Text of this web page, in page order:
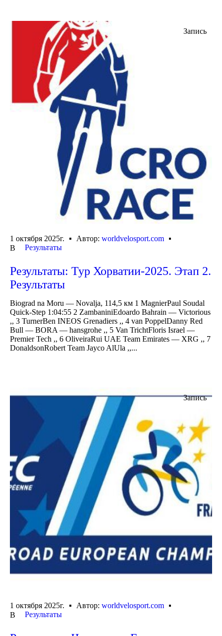
Запись
1 октября 2025г. Автор: worldvelosport.com
В
Результаты
Результаты: Тур Хорватии-2025. Этап 2.
Результаты
Biograd na Moru — Novalja, 114,5 км 1 MagnierPaul Soudal
Quick-Step 1:04:55 2 ZambaniniEdoardo Bahrain — Victorious
,, 3 TurnerBen INEOS Grenadiers ,, 4 van PoppelDanny Red
Bull — BORA — hansgrohe ,, 5 Van TrichtFloris Israel —
Premier Tech ,, 6 OliveiraRui UAE Team Emirates — XRG ,, 7
DonaldsonRobert Team Jayco AlUla ,,...
Запись
1 октября 2025г. Автор: worldvelosport.com
В
Результаты